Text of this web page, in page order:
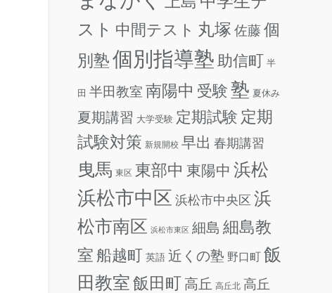
スト 中間テスト 丸塚 佐藤個
別塾個別指導塾 助信町 半
田 半田教室 南陽中 受験 塾 夏休み
夏期講習 大学受験 定期試験 定期
試験対策 新規開校 早出 春期講習
曳馬 東区 東部中 東陽中 浜松
浜松市中区 浜松市中央区 浜
松市南区
浜松市東区 細島 細島教
室 船越町 英語 近くの塾 野口町 飯
田教室飯田町 高丘 高丘北 高丘